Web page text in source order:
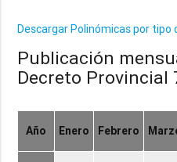
Descargar Polinómicas por tipo
Publicación
Decreto Provincial
Año Enero Febrero